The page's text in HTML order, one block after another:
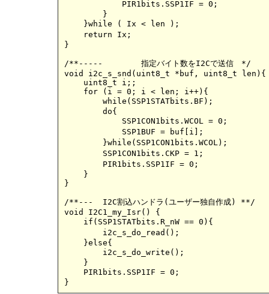
    }while ( Ix < len );				//指定文字数に達したら受信終了
    return Ix;						//受信バイト数を返す
}
/**-----	指定バイト数をI2Cで送信　*/
void i2c_s_snd(uint8_t *buf, uint8_t len){
    uint8_t i;;
    for (i = 0; i < len; i++){
        while(SSP1STATbits.BF);				//I2Cバッファーが空になるまで待つ
        do{
            SSP1CON1bits.WCOL = 0;			//書込衝突フラグをクリア
            SSP1BUF = buf[i];				//送信データをI2Cバッファに書き込む
        }while(SSP1CON1bits.WCOL);			//書込衝突が無くなる（送信終了）まで待つ
        SSP1CON1bits.CKP = 1;				//ストレッチを解除（送信開始）
        PIR1bits.SSP1IF = 0;				//割込フラグクリア
    }
}
/**---	I2C割込ハンドラ(ユーザー独自作成) **/
void I2C1_my_Isr() {
    if(SSP1STATbits.R_nW == 0){				//マスターの書込要求か？
    }else{
    }
    PIR1bits.SSP1IF = 0;				//割込フラグクリア